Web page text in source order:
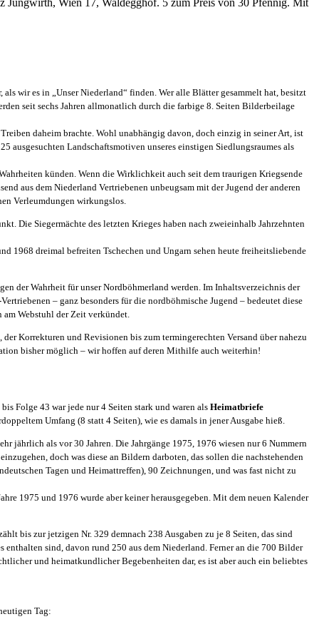
Jungwirth, Wien 17, Waldegghof. 5 zum Preis von 30 Pfennig. Mit
wir es in „Unser Niederland“ finden. Wer alle Blätter gesammelt hat, besitzt
seit sechs Jahren allmonatlich durch die farbige 8. Seiten Bilderbeilage
daheim brachte. Wohl unabhängig davon, doch einzig in seiner Art, ist
ausgesuchten Landschaftsmotiven unseres einstigen Siedlungsraumes als
künden. Wenn die Wirklichkeit auch seit dem traurigen Kriegsende
aus dem Niederland Vertriebenen unbeugsam mit der Jugend der anderen
Verleumdungen wirkungslos.
Die Siegermächte des letzten Krieges haben nach zweieinhalb Jahrzehnten
1968 dreimal befreiten Tschechen und Ungarn sehen heute freiheitsliebende
der Wahrheit für unser Nordböhmerland werden. Im Inhaltsverzeichnis der
– ganz besonders für die nordböhmische Jugend – bedeutet diese
am Webstuhl der Zeit verkündet.
Korrekturen und Revisionen bis zum termingerechten Versand über nahezu
bisher möglich – wir hoffen auf deren Mithilfe auch weiterhin!
Folge 43 war jede nur 4 Seiten stark und waren als Heimatbriefe
Umfang (8 statt 4 Seiten), wie es damals in jener Ausgabe hieß.
jährlich als vor 30 Jahren. Die Jahrgänge 1975, 1976 wiesen nur 6 Nummern
doch was diese an Bildern darboten, das sollen die nachstehenden
Tagen und Heimattreffen), 90 Zeichnungen, und was fast nicht zu
1975 und 1976 wurde aber keiner herausgegeben. Mit dem neuen Kalender
bis zur jetzigen Nr. 329 demnach 238 Ausgaben zu je 8 Seiten, das sind
sind, davon rund 250 aus dem Niederland. Ferner an die 700 Bilder
und heimatkundlicher Begebenheiten dar, es ist aber auch ein beliebtes
Tag: